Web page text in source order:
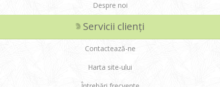
Despre noi
Servicii clienți
Contactează-ne
Harta site-ului